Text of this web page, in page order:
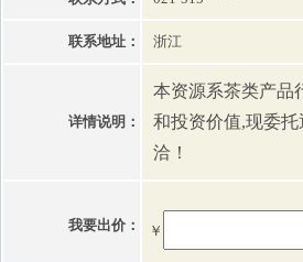
联系地址： 浙江
详情说明：
本资源系茶类产品
和投资价值,现委
洽！
我要出价： ￥